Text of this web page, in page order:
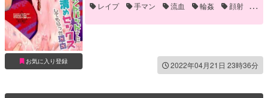
お気に入り登録
レイプ
手マン 流血 輪姦
顔射
鬼畜
2022年04月21日 23時36分